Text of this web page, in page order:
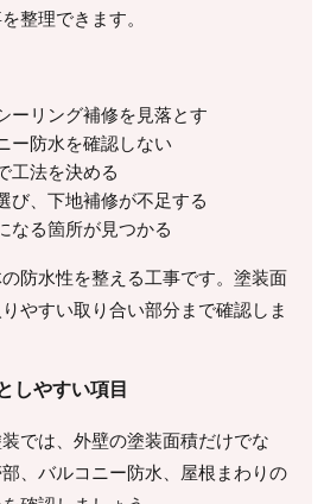
整理できます。
ーリング補修を見落とす
ー防水を確認しない
工法を決める
び、下地補修が不足する
なる箇所が見つかる
防水性を整える工事です。塗装面
やすい取り合い部分まで確認しま
しやすい項目
では、外壁の塗装面積だけでな
、バルコニー防水、屋根まわりの